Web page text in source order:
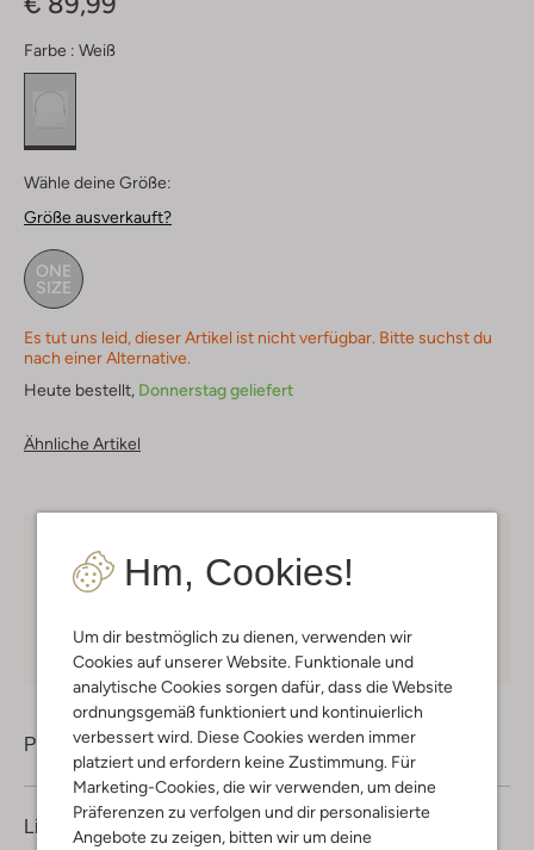
Hm, Cookies!
Um dir bestmöglich zu dienen, verwenden wir
Cookies auf unserer Website. Funktionale und
analytische Cookies sorgen dafür, dass die Website
ordnungsgemäß funktioniert und kontinuierlich
verbessert wird. Diese Cookies werden immer
platziert und erfordern keine Zustimmung. Für
Marketing-Cookies, die wir verwenden, um deine
Präferenzen zu verfolgen und dir personalisierte
Angebote zu zeigen, bitten wir um deine
Farbe : Weiß
Wähle deine Größe:
Größe ausverkauft?
ONE
SIZE
Es tut uns leid, dieser Artikel ist nicht verfügbar. Bitte suchst du
nach einer Alternative.
Heute bestellt, Donnerstag geliefert
Ähnliche Artikel
Kostenloser Versandab € 75 für Club-Omoda
Mitglieder in Deutschland
Produktinformation
Lieferung & Rückgabe